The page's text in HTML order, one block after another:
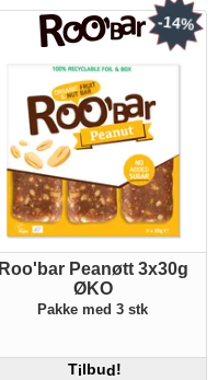
Roo'bar Peanøtt 3x30g
ØKO
Pakke med 3 stk
Tilbud!
-14%